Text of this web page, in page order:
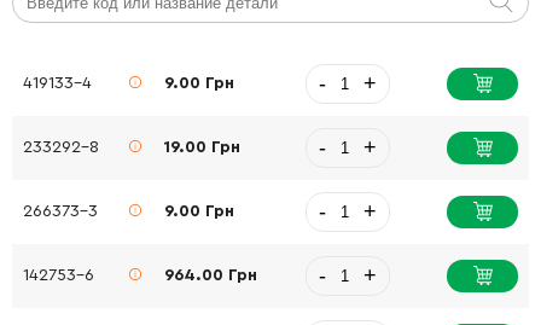
419133-4 9.00 Грн - +
233292-8 19.00 Грн - +
266373-3 9.00 Грн - +
142753-6 964.00 Грн - +